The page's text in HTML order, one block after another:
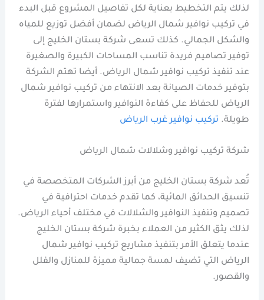
لذلك يتم التخطيط بعناية لكل تفاصيل المشروع قبل البدء
في تركيب نوافير شمال الرياض لضمان أفضل توزيع للمياه
والشكل الجمالي. كذلك تسعى شركة بستان الخليج إلى
توفير تصاميم فريدة تناسب المساحات الكبيرة والصغيرة
عند تنفيذ تركيب نوافير شمال الرياض. أيضا تهتم الشركة
بتوفير خدمات الصيانة بعد الانتهاء من تركيب نوافير شمال
الرياض للحفاظ على كفاءة النوافير واستمرارها لفترة
طويلة. تركيب نوافير غرب الرياض
شركة تركيب نوافير وشلالات شمال الرياض
تُعد شركة بستان الخليج من أبرز الشركات المتخصصة في
تنسيق الحدائق المائية، كما تقدم خدمات احترافية في
تصميم وتنفيذ النوافير والشلالات في مختلف أحياء الرياض.
لذلك يثق الكثير من العملاء بخبرة شركة بستان الخليج
عندما يتعلق الأمر بتنفيذ مشاريع تركيب نوافير شمال
الرياض التي تضيف لمسة جمالية مميزة للمنازل والفلل
والقصور.